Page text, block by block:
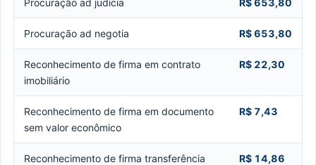
Procuração ad negotia R$ 653,80
Reconhecimento de firma em contrato
imobiliário
R$ 22,30
Reconhecimento de firma em documento
sem valor econômico
R$ 7,43
Reconhecimento de firma transferência
R$ 14,86